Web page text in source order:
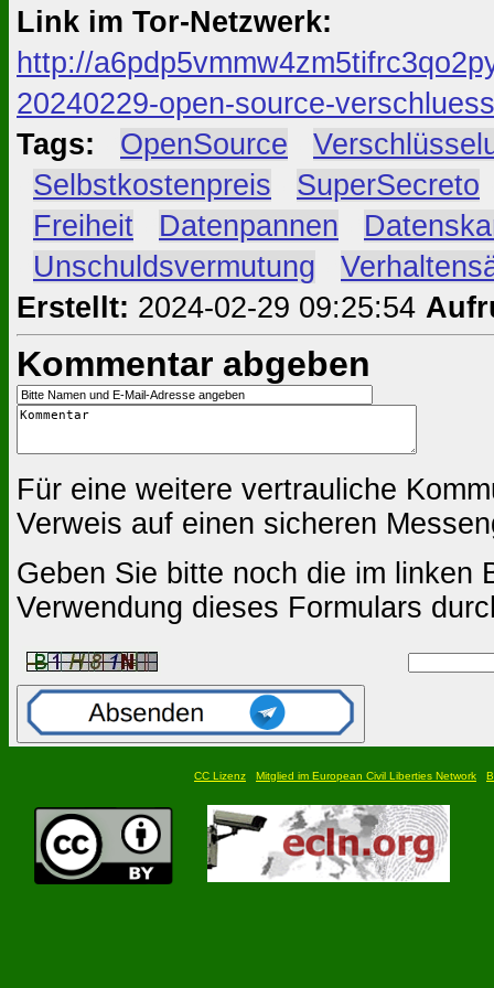
Link im Tor-Netzwerk:
http://
20240229-open-source-
Tags:
OpenSource
Selbstkostenpreis SuperSecreto
Freiheit Datenpannen
Unschuldsvermutung
Erstellt: 2024-02-29 09:25:54
Kommentar abgeben
Für eine weitere vertrauliche
Verweis auf einen sicheren
Geben Sie bitte noch die im linken
Verwendung dieses Formulars
CC Lizenz Mitglied im European Civil Liberties Network